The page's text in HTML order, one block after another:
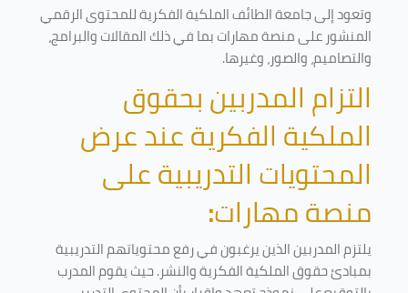
وتعود إلى جامعة الطائف الملكية الفكرية للمحتوى الرقمي
المنشور على منصة مهارات بما في ذلك المقالات والبرامج،
والتصاميم، والصور، وغيرها.
التزام المدربين بحقوق
الملكية الفكرية عند عرض
المحتويات التدريبية على
منصة مهارات:
يلتزم المدربين الذين يرغبون في رفع محتوياتهم التدريبية
بمبادئ حقوق الملكية الفكرية والنشر. حيث يقوم المدرب